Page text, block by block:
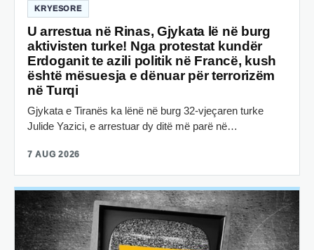
KRYESORE
U arrestua në Rinas, Gjykata lë në burg
aktivisten turke! Nga protestat kundër
Erdoganit te azili politik në Francë, kush
është mësuesja e dënuar për terrorizëm
në Turqi
Gjykata e Tiranës ka lënë në burg 32-vjeçaren turke
Julide Yazici, e arrestuar dy ditë më parë në…
7 AUG 2026